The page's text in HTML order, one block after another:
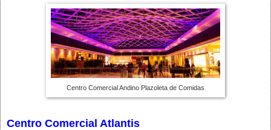
Centro Comercial Andino Plazoleta de Comidas
Centro Comercial Atlantis